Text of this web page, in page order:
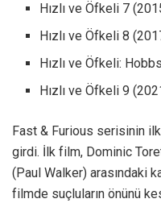
Hızlı ve Öfkeli 7
Hızlı ve Öfkeli 8
Hızlı ve Öfkeli:
Hızlı ve Öfkeli 9
Fast & Furious serisinin
girdi. İlk film, Dominic
(Paul Walker) arasındaki
filmde suçluların önünü